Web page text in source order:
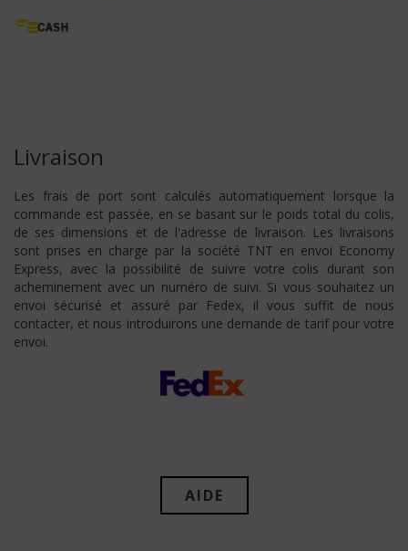
Livraison
Les frais de port sont calculés automatiquement lorsque la
commande est passée, en se basant sur le poids total du colis,
de ses dimensions et de l'adresse de livraison. Les livraisons
sont prises en charge par la société TNT en envoi Economy
Express, avec la possibilité de suivre votre colis durant son
acheminement avec un numéro de suivi. Si vous souhaitez un
envoi sécurisé et assuré par Fedex, il vous suffit de nous
contacter, et nous introduirons une demande de tarif pour votre
envoi.
AIDE